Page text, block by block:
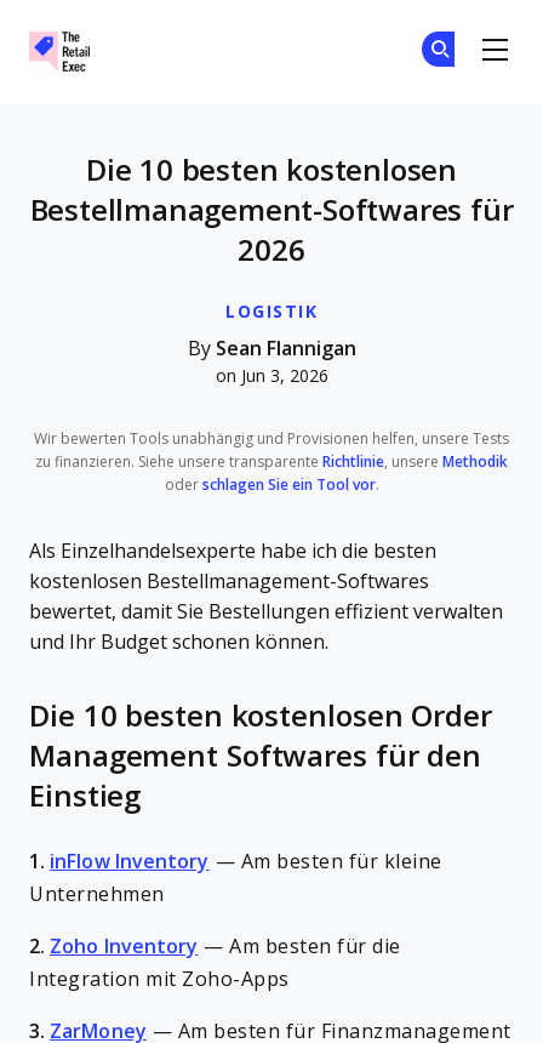
LOGISTIK
Die 10 besten kostenlosen
Bestellmanagement-Softwares für
2026
By Sean Flannigan
on Jun 3, 2026
Wir bewerten Tools unabhängig und Provisionen helfen, unsere Tests
zu finanzieren. Siehe unsere transparente Richtlinie, unsere Methodik
oder schlagen Sie ein Tool vor.
Als Einzelhandelsexperte habe ich die besten
kostenlosen Bestellmanagement-Softwares
bewertet, damit Sie Bestellungen effizient verwalten
und Ihr Budget schonen können.
Die 10 besten kostenlosen Order
Management Softwares für den
Einstieg
1. inFlow Inventory — Am besten für kleine
Unternehmen
2. Zoho Inventory —Am besten für die
Integration mit Zoho-Apps
3. ZarMoney — Am besten für Finanzmanagement